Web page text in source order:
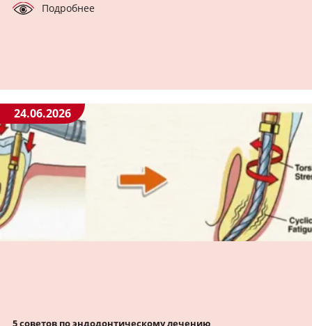
Подробнее
24.06.2026
5 советов по эндодонтическому лечению